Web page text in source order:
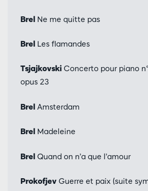
Brel Ne me quitte pas
Brel Les flamandes
Tsjajkovski Concerto pour piano
opus 23
Brel Amsterdam
Brel Madeleine
Brel Quand on n’a que l’amour
Prokofjev Guerre et paix (suite